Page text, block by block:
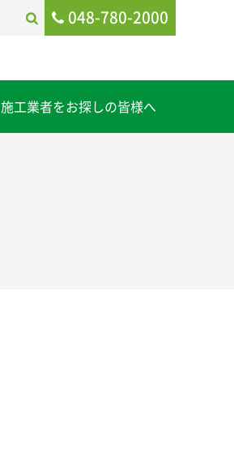
048-780-2000
施工業者をお探しの皆様へ